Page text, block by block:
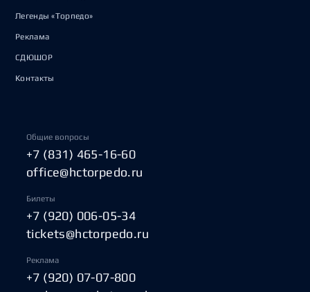
Легенды «Торпедо»
Реклама
СДЮШОР
Контакты
Общие вопросы
+7 (831) 465-16-60
office@hctorpedo.ru
Билеты
+7 (920) 006-05-34
tickets@hctorpedo.ru
Реклама
+7 (920) 07-07-800